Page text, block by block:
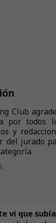
Club
por todos
y
jurado
vi que